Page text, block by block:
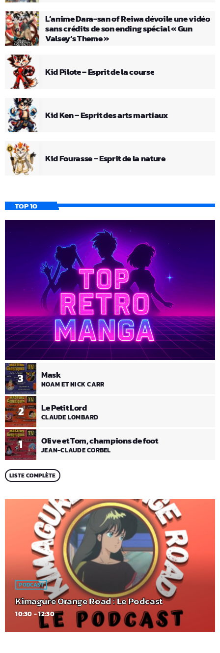
L’anime Dara-san of Reiwa dévoile une vidéo
sans crédits de son ending spécial « Gun
Valsey’s Theme »
Kid Pilote – Esprit de la course
Kid Ken – Esprit des arts martiaux
Kid Fourasse – Esprit de la nature
TOP 10
1 Olive et Tom, champions de foot
JEAN-CLAUDE CORBEL
2 Le Petit Lord
CLAUDE LOMBARD
3 Mask
NOAM ET NICK CARR
LISTE COMPLÈTE
PODCAST
Kimagure Orange Road : Le Podcast
10:30 - 12:30